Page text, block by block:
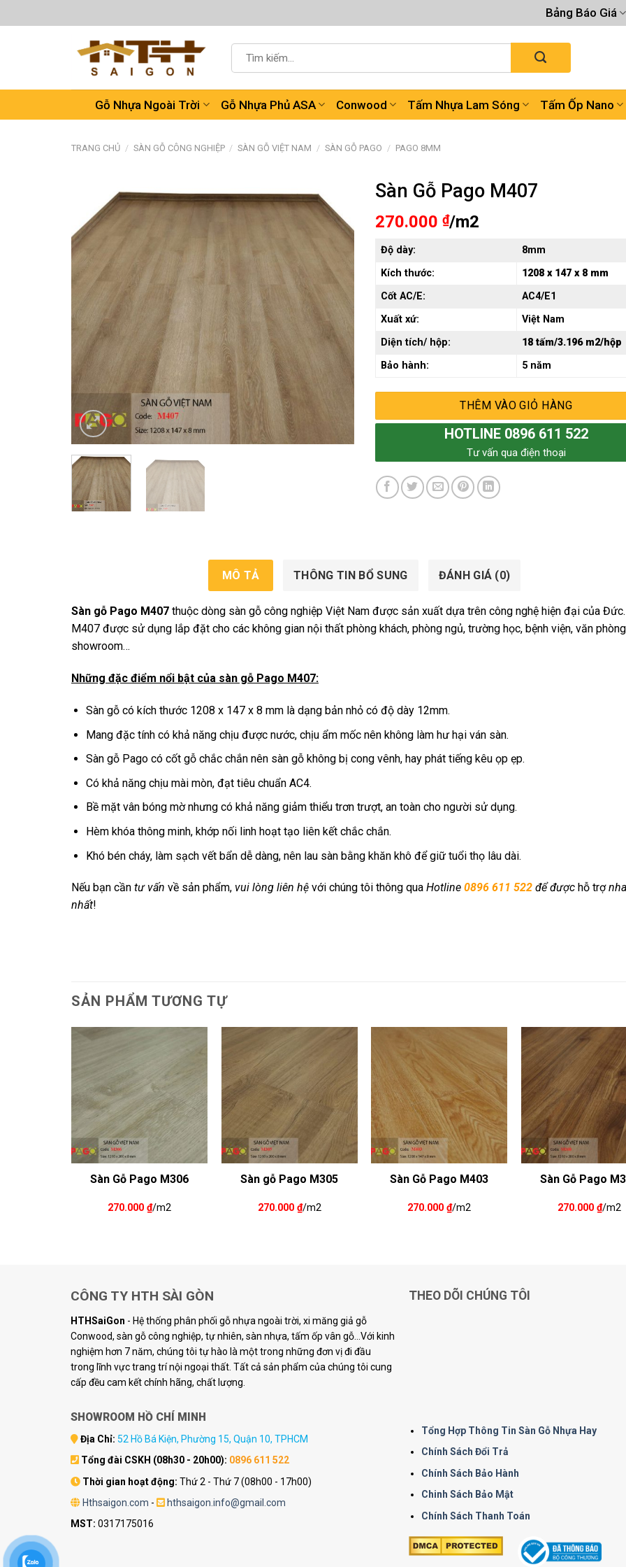
đến
Bảng Báo Giá
kiếm:
Gỗ Nhựa Ngoài Trời Gỗ Nhựa Phủ ASA Conwood Tấm Nhựa Lam Sóng Tấm Ốp Nano
TRANG CHỦ / SÀN GỖ CÔNG NGHIỆP / SÀN GỖ VIỆT NAM / SÀN GỖ PAGO / PAGO 8MM
Sàn Gỗ Pago M407
270.000 ₫/m2
Độ dày:
8mm
Kích thước:
1208 x 147 x 8 mm
Cốt AC/E:
AC4/E1
Xuất xứ:
Việt Nam
Diện tích/ hộp:
18 tấm/3.196 m2/hộp
Bảo hành:
5 năm
THÊM VÀO GIỎ HÀNG
HOTLINE 0896 611 522
Tư vấn qua điện thoại
MÔ TẢ THÔNG TIN BỔ SUNG ĐÁNH GIÁ (0)
Sàn gỗ Pago M407 thuộc dòng sàn gỗ công nghiệp Việt Nam được sản xuất dựa trên công nghệ hiện đại của
M407 được sử dụng lắp đặt cho các không gian nội thất phòng khách, phòng ngủ, trường học, bệnh viện, văn
showroom…
Những đặc điểm nổi bật của sàn gỗ Pago M407:
Sàn gỗ có kích thước 1208 x 147 x 8 mm là dạng bản nhỏ có độ dày 12mm.
Mang đặc tính có khả năng chịu được nước, chịu ẩm mốc nên không làm hư hại ván sàn.
Sàn gỗ Pago có cốt gỗ chắc chắn nên sàn gỗ không bị cong vênh, hay phát tiếng kêu ọp ẹp.
Có khả năng chịu mài mòn, đạt tiêu chuẩn AC4.
Bề mặt vân bóng mờ nhưng có khả năng giảm thiểu trơn trượt, an toàn cho người sử dụng.
Hèm khóa thông minh, khớp nối linh hoạt tạo liên kết chắc chắn.
Khó bén cháy, làm sạch vết bẩn dễ dàng, nên lau sàn bằng khăn khô để giữ tuổi thọ lâu dài.
Nếu bạn cần tư vấn về sản phẩm, vui lòng liên hệ với chúng tôi thông qua Hotline 0896 611 522 để được hỗ trợ
nhất!
SẢN PHẨM TƯƠNG TỰ
Sàn Gỗ Pago M306
270.000 ₫/m2
Sàn gỗ Pago M305
270.000 ₫/m2
Sàn Gỗ Pago M403
270.000₫/m2
Sàn Gỗ Pago
270.000₫/m2
CÔNG TY HTH SÀI GÒN
HTHSaiGon - Hệ thống phân phối gỗ nhựa ngoài trời, xi măng giả gỗ
Conwood, sàn gỗ công nghiệp, tự nhiên, sàn nhựa, tấm ốp vân gỗ...Với kinh
nghiệm hơn 7 năm, chúng tôi tự hào là một trong những đơn vị đi đầu
trong lĩnh vực trang trí nội ngoại thất. Tất cả sản phẩm của chúng tôi cung
cấp đều cam kết chính hãng, chất lượng.
SHOWROOM HỒ CHÍ MINH
Địa Chỉ: 52 Hồ Bá Kiện, Phường 15, Quận 10, TPHCM
Tổng đài CSKH (08h30 - 20h00): 0896 611 522
Thời gian hoạt động: Thứ 2 - Thứ 7 (08h00 - 17h00)
Hthsaigon.com -
hthsaigon.info@gmail.com
MST: 0317175016
THEO DÕI CHÚNG TÔI
Tổng Hợp Thông Tin Sàn Gỗ Nhựa Hay
Chính Sách Đổi Trả
Chính Sách Bảo Hành
Chinh Sách Bảo Mật
Chính Sách Thanh Toán